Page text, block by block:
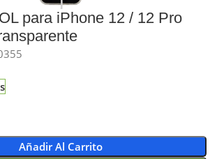
para iPhone 12 / 12 Pro
Añadir Al Carrito